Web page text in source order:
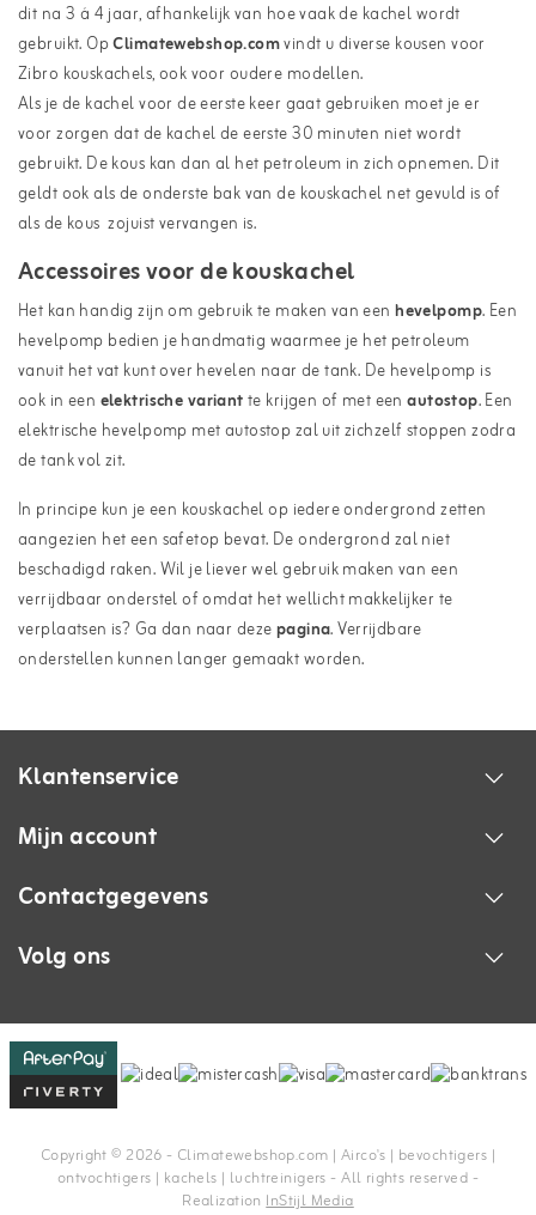
dit na 3 á 4 jaar, afhankelijk van hoe vaak de kachel wordt
gebruikt. OpClimatewebshop.comvindt u diverse kousen voor
Zibro kouskachels, ook voor oudere modellen.
Als je de kachel voor de eerste keer gaat gebruiken moet je er
voor zorgen dat de kachel de eerste 30 minuten niet wordt
gebruikt. De kous kan dan al het petroleum in zich opnemen. Dit
geldt ook als de onderste bak van de kouskachel net gevuld is of
als de kous zojuist vervangen is.
Accessoires voor de kouskachel
Het kan handig zijn om gebruik te maken van eenhevelpomp. Een
hevelpomp bedien je handmatig waarmee je het petroleum
vanuit het vat kunt over hevelen naar de tank. De hevelpomp is
ook in een elektrische variantte krijgen of met eenautostop. Een
elektrische hevelpomp met autostop zal uit zichzelf stoppen zodra
de tank vol zit.
In principe kun je een kouskachel op iedere ondergrond zetten
aangezien het een safetop bevat. De ondergrond zal niet
beschadigd raken. Wil je liever wel gebruik maken van een
verrijdbaar onderstel of omdat het wellicht makkelijker te
verplaatsen is? Ga dan naar dezepagina. Verrijdbare
onderstellen kunnen langer gemaakt worden.
Klantenservice
Mijn account
Contactgegevens
Volg ons
Copyright © 2026 - Climatewebshop.com | Airco's | bevochtigers |
ontvochtigers | kachels | luchtreinigers - All rights reserved -
RealizationInStijl Media